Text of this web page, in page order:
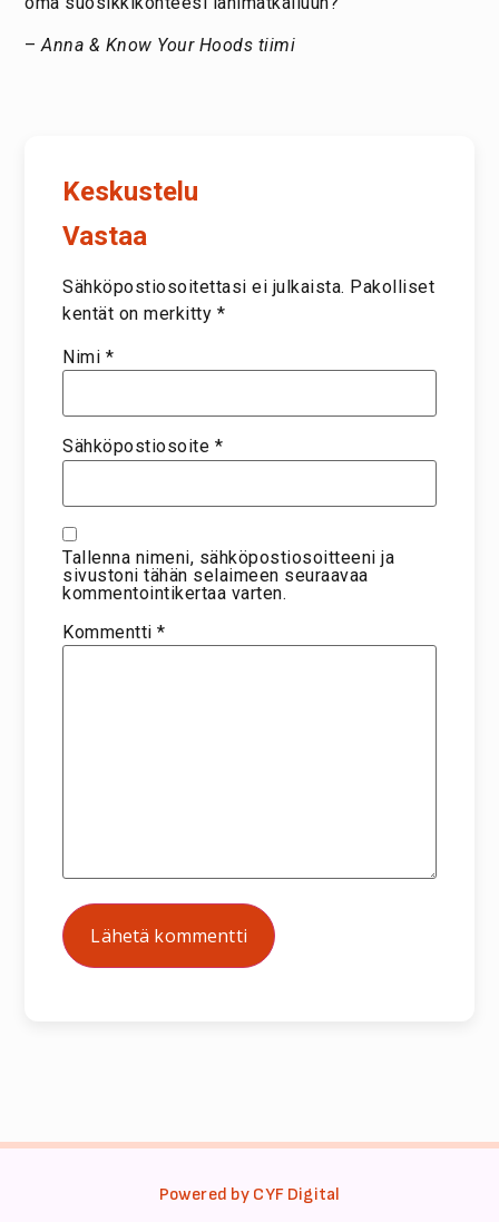
–Anna & Know Your Hoods tiimi
Keskustelu
Vastaa
Sähköpostiosoitettasi ei julkaista. Pakolliset
kentät on merkitty *
Nimi *
Sähköpostiosoite *
Tallenna nimeni, sähköpostiosoitteeni ja
sivustoni tähän selaimeen seuraavaa
kommentointikertaa varten.
Kommentti*
Powered by CYF Digital